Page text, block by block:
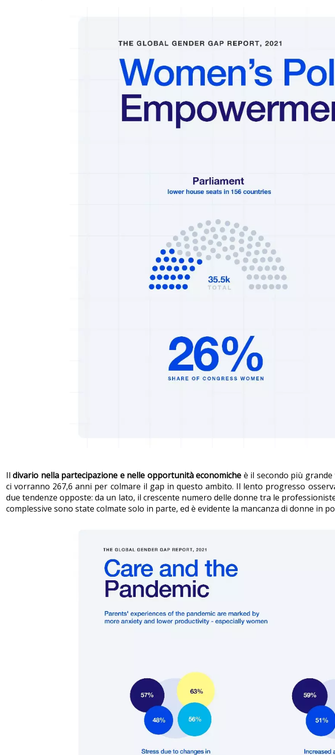
Ildivario nella partecipazione e nelle opportunità economiche è il secondo più
ci vorranno 267,6 anni per colmare il gap in questo ambito. Il lento progresso
due tendenze opposte: da un lato, il crescente numero delle donne tra le
complessive sono state colmate solo in parte, ed è evidente la mancanza di donne in